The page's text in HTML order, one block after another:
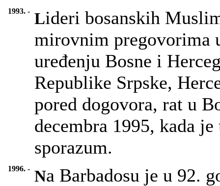
1993. - Lideri bosanskih
mirovnim pregovorima
uređenju Bosne i
Republike Srpske,
pored dogovora, rat u
decembra 1995, kada
sporazum.
1996. - Na Barbadosu je u 92.